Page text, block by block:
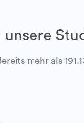
unsere
mehr als